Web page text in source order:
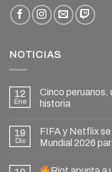
NOTICIAS
12
Ene
Cinco peruanos,
historia
19
Dic
FIFA y Netflix se
Mundial 2026